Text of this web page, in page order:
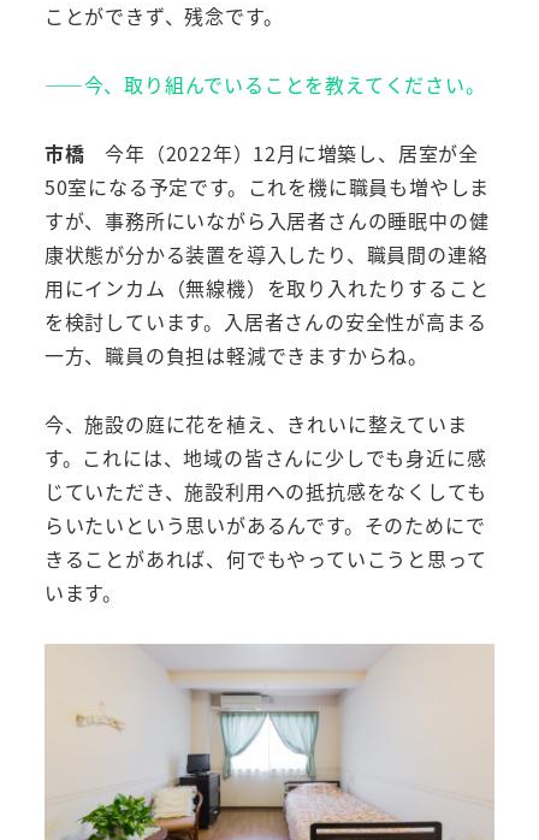
ことができず、残念です。
――今、取り組んでいることを教えてください。
市橋今年（2022年）12月に増築し、居室が全
50室になる予定です。これを機に職員も増やしま
すが、事務所にいながら入居者さんの睡眠中の健
康状態が分かる装置を導入したり、職員間の連絡
用にインカム（無線機）を取り入れたりすること
を検討しています。入居者さんの安全性が高まる
一方、職員の負担は軽減できますからね。
今、施設の庭に花を植え、きれいに整えていま
す。これには、地域の皆さんに少しでも身近に感
じていただき、施設利用への抵抗感をなくしても
らいたいという思いがあるんです。そのためにで
きることがあれば、何でもやっていこうと思って
います。